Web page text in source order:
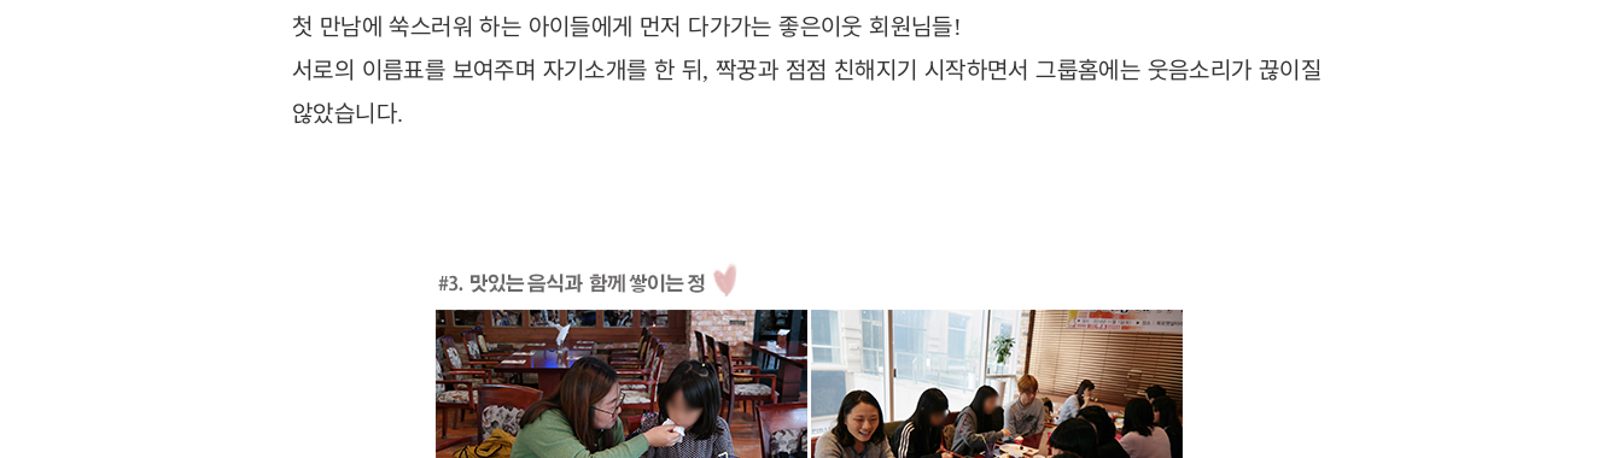
첫 만남에 쑥스러워 하는 아이들에게 먼저 다가가는 좋은이웃 회원님들!
서로의 이름표를 보여주며 자기소개를 한 뒤,짝꿍과 점점 친해지기 시작하면서 그룹홈에는 웃음소리가 끊이질
않았습니다.